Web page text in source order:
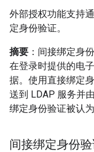
外部授权功能支持
定身份验证。
摘要 ：间接绑定身
在登录时提供的电
据。使用直接绑定
送到 LDAP 服务并
绑定身份验证被认为
间接绑定身份